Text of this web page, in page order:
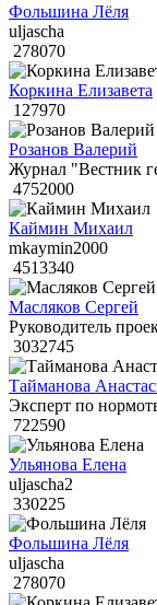
Фольшина Лёля
uljascha
278070
Коркина Елизавета
127970
Розанов Валерий
Журнал "Вестник
4752000
Каймин Михаил
mkaymin2000
4513340
Масляков Сергей
Руководитель
3032745
Тайманова
Эксперт по
722590
Ульянова Елена
uljascha2
330225
Фольшина Лёля
uljascha
278070